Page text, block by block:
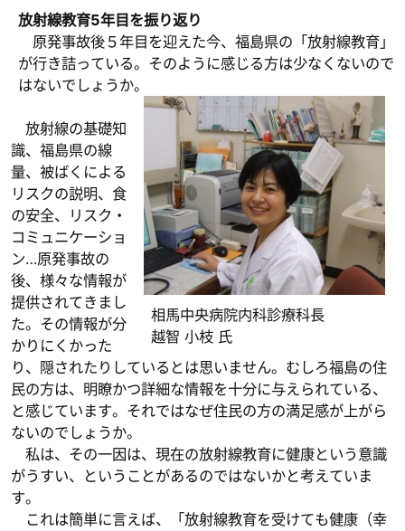
放射線教育5年目を振り返り
原発事故後５年目を迎えた今、福島県の「放射線教育」
が行き詰っている。そのように感じる方は少なくないので
はないでしょうか。
相馬中央病院内科診療科長
越智 小枝 氏
放射線の基礎知
識、福島県の線
量、被ばくによる
リスクの説明、食
の安全、リスク・
コミュニケーショ
ン…原発事故の
後、様々な情報が
提供されてきまし
た。その情報が分
かりにくかった
り、隠されたりしているとは思いません。むしろ福島の住
民の方は、明瞭かつ詳細な情報を十分に与えられている、
と感じています。それではなぜ住民の方の満足感が上がら
ないのでしょうか。
私は、その一因は、現在の放射線教育に健康という意識
がうすい、ということがあるのではないかと考えていま
す。
これは簡単に言えば、「放射線教育を受けても健康（幸